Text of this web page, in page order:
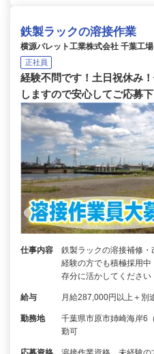
鉄製ラックの溶接作業
横源パレット工業株式会社 千葉工場
正社員
経験不問です！土日祝休み
しますので安心してご応募下
仕事内容
鉄製ラックの溶接補修
経験の方でも積極採用
存分に活かしてくださ
給与 月給287,000円以上＋別
勤務地
千葉県市原市姉崎海岸6
勤可